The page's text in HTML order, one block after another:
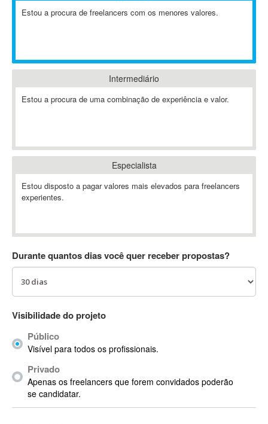
ABAP
ABIS
Ableton
Ableton Live
Abstract Window Toolkit (AWT)
AC Drives
AC3
ACID Pro
ACPI
ACT
Actian
Actimize
ActionScript
ActionScript 3
Estou a procura de freelancers com os menores valores.
Intermediário
Estou a procura de uma combinação de experiência e valor.
Especialista
Estou disposto a pagar valores mais elevados para freelancers
experientes.
Durante quantos dias você quer receber propostas?
Visibilidade do projeto
Público
Visível para todos os profissionais.
Privado
Apenas os freelancers que forem convidados poderão
se candidatar.